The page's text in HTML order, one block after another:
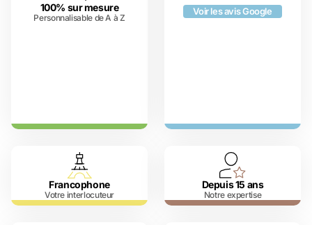
100% sur mesure
Personnalisable de A à Z
Voir les avis Google
Francophone
Votre interlocuteur
Depuis 15 ans
Notre expertise